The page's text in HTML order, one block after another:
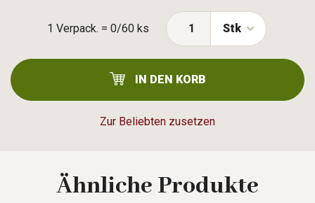
1 Verpack. = 0/60 ks
Zur Beliebten zusetzen
Stk
IN DEN KORB
Ähnliche Produkte